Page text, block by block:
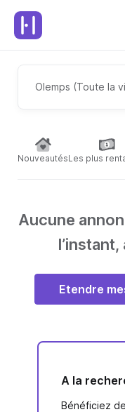
Olemps (Toute la
NouveautésLes plus
Aucune
Etendre
A la
Bénéficiez